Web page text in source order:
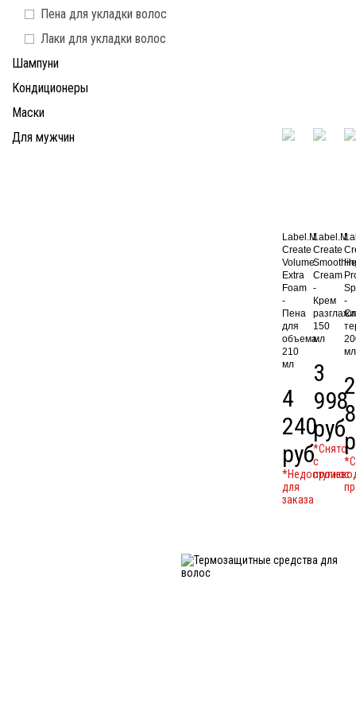
Пена для укладки волос
Лаки для укладки волос
Шампуни
Кондиционеры
Маски
Для мужчин
Label.M
Create
Volume
Extra
Foam
-
Пена
для
объема
210
мл
4
240
руб
*Недоступно
для
заказа
Label.M
Create
Cream
-
Крем
150
мл
3
998
руб
*Cнято
с
-
мл
2
с